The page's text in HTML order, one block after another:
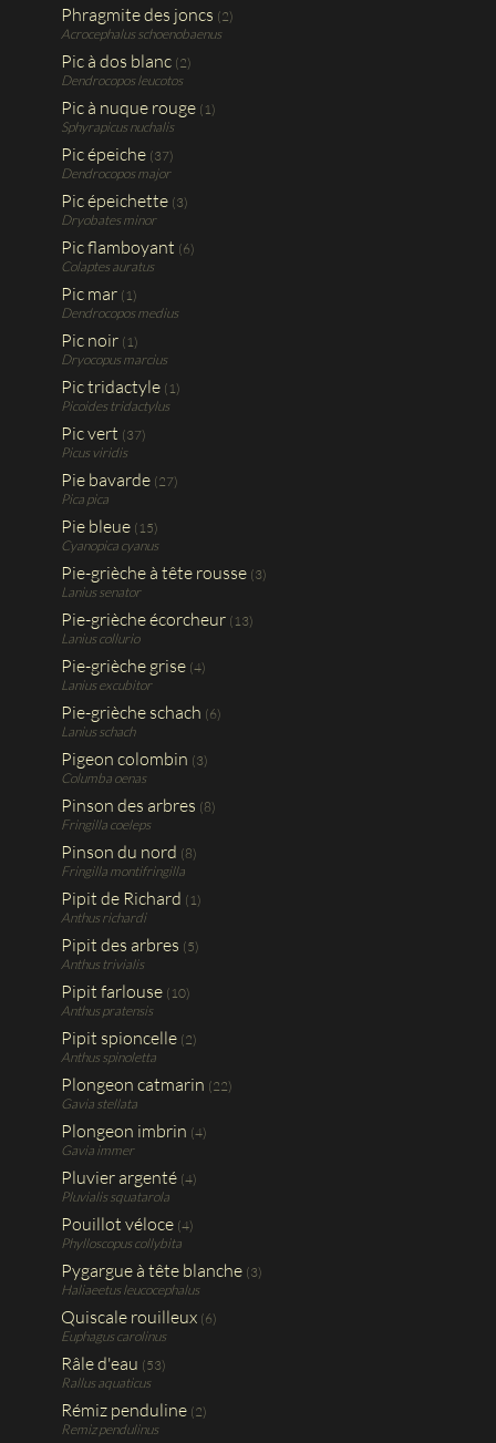
Phragmite des joncs (2)
Acrocephalus schoenobaenus
Pic à dos blanc (2)
Dendrocopos leucotos
Pic à nuque rouge (1)
Sphyrapicus nuchalis
Pic épeiche (37)
Dendrocopos major
Pic épeichette (3)
Dryobates minor
Pic flamboyant (6)
Colaptes auratus
Pic mar (1)
Dendrocopos medius
Pic noir (1)
Dryocopus marcius
Pic tridactyle (1)
Picoides tridactylus
Pic vert (37)
Picus viridis
Pie bavarde (27)
Pica pica
Pie bleue (15)
Cyanopica cyanus
Pie-grièche à tête rousse (3)
Lanius senator
Pie-grièche écorcheur (13)
Lanius collurio
Pie-grièche grise (4)
Lanius excubitor
Pie-grièche schach (6)
Lanius schach
Pigeon colombin (3)
Columba oenas
Pinson des arbres (8)
Fringilla coeleps
Pinson du nord (8)
Fringilla montifringilla
Pipit de Richard (1)
Anthus richardi
Pipit des arbres (5)
Anthus trivialis
Pipit farlouse (10)
Anthus pratensis
Pipit spioncelle (2)
Anthus spinoletta
Plongeon catmarin (22)
Gavia stellata
Plongeon imbrin (4)
Gavia immer
Pluvier argenté (4)
Pluvialis squatarola
Pouillot véloce (4)
Phylloscopus collybita
Pygargue à tête blanche (3)
Haliaeetus leucocephalus
Quiscale rouilleux (6)
Euphagus carolinus
Râle d'eau (53)
Rallus aquaticus
Rémiz penduline (2)
Remiz pendulinus